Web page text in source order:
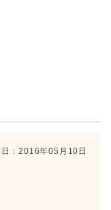
：2016年05月10日